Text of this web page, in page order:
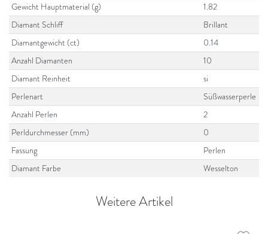
Gewicht Hauptmaterial (g)
1.82
Diamant Schliff
Brillant
Diamantgewicht (ct)
0.14
Anzahl Diamanten
10
Diamant Reinheit
si
Perlenart
Süßwasserperle
Anzahl Perlen
2
Perldurchmesser (mm)
0
Fassung
Perlen
Diamant Farbe
Wesselton
Weitere Artikel